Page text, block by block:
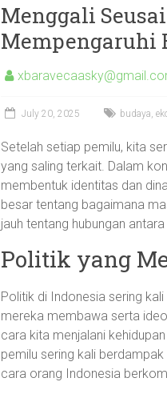
Menggali
Mempengaruhi
July 20, 2025 budaya,
Setelah setiap pemilu, kita
yang saling terkait. Dalam
membentuk identitas dan
besar tentang bagaimana
jauh tentang hubungan
Politik yang
Politik di Indonesia sering
mereka membawa serta
cara kita menjalani
pemilu sering kali
cara orang Indonesia